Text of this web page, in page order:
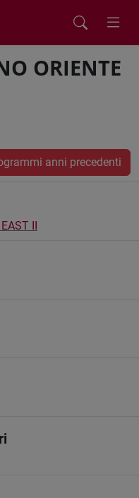
ORIENTE
anni precedenti
II